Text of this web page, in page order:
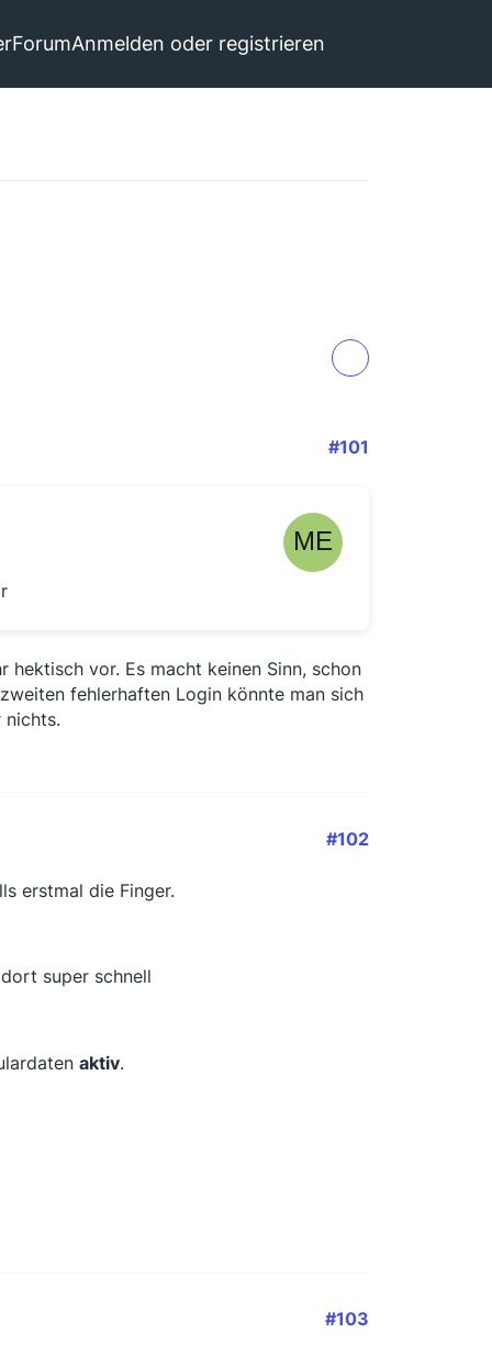
ForumAnmelden oder registrieren
#101
hektisch vor. Es macht keinen Sinn, schon
fehlerhaften Login könnte man sich
nichts.
#102
erstmal die Finger.
super schnell
aktiv.
#103